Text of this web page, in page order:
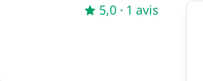
5,0 · 1 avis